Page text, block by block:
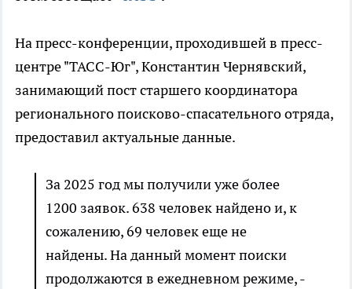
На пресс-конференции, проходившей в пресс-
центре "ТАСС-Юг", Константин Чернявский,
занимающий пост старшего координатора
регионального поисково-спасательного отряда,
предоставил актуальные данные.
За 2025 год мы получили уже более
1200 заявок. 638 человек найдено и, к
сожалению, 69 человек еще не
найдены. На данный момент поиски
продолжаются в ежедневном режиме, -